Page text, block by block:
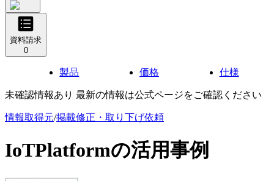
資料請求
0
製品 価格 仕様
未確認情報あり 最新の情報は公式ページをご確認ください
情報取得元/掲載修正・取り下げ依頼
IoTPlatformの活用事例